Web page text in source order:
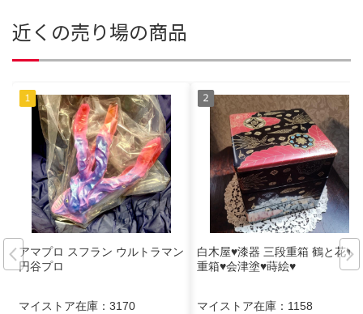
近くの売り場の商品
アマプロ スフラン ウルトラマン
円谷プロ
マイストア在庫： 3170
白木屋♥漆器 三段重箱 鶴と花♥
重箱♥会津塗♥蒔絵♥
マイストア在庫： 1158